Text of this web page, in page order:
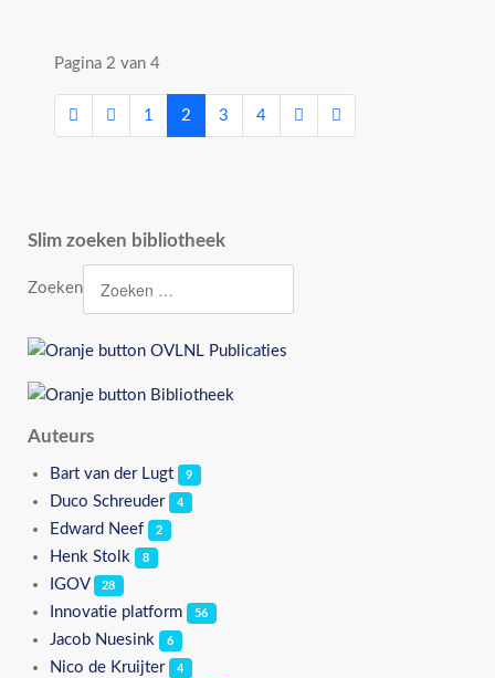
Pagina 2 van 4
1 2 3 4
Slim zoeken bibliotheek
Zoeken
Auteurs
Bart van der Lugt 9
Duco Schreuder 4
Edward Neef 2
Henk Stolk 8
IGOV 28
Innovatie platform 56
Jacob Nuesink 6
Nico de Kruijter 4